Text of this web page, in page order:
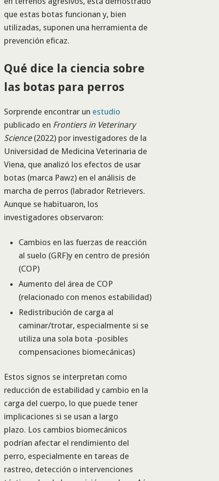
que estas botas funcionan y, bien
utilizadas, suponen una herramienta de
prevención eficaz.
Qué dice la ciencia sobre
las botas para perros
Sorprende encontrar un estudio
publicado en Frontiers in Veterinary
Science(2022) por investigadores de la
Universidad de Medicina Veterinaria de
Viena, que analizó los efectos de usar
botas (marca Pawz) en el análisis de
marcha de perros (labrador Retrievers.
Aunque se habituaron, los
investigadores observaron:
Cambios en las fuerzas de reacción
al suelo (GRF)y en centro de presión
(COP)
Aumento del área de COP
(relacionado con menos estabilidad)
Redistribución de carga al
caminar/trotar, especialmente si se
utiliza una sola bota -posibles
compensaciones biomecánicas)
Estos signos se interpretan como
reducción de estabilidad y cambio en la
carga del cuerpo, lo que puede tener
implicaciones si se usan a largo
plazo. Los cambios biomecánicos
podrían afectar el rendimiento del
perro, especialmente en tareas de
rastreo, detección o intervenciones